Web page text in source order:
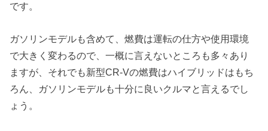
です。
ガソリンモデルも含めて、燃費は運転の仕方や使用環境
で大きく変わるので、一概に言えないところも多々あり
ますが、それでも新型CR-Vの燃費はハイブリッドはもち
ろん、ガソリンモデルも十分に良いクルマと言えるでし
ょう。